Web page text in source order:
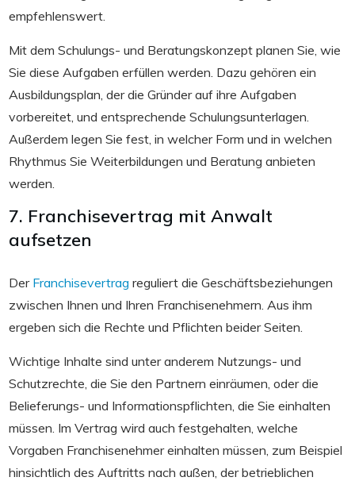
empfehlenswert.
Mit dem Schulungs- und Beratungskonzept planen Sie, wie
Sie diese Aufgaben erfüllen werden. Dazu gehören ein
Ausbildungsplan, der die Gründer auf ihre Aufgaben
vorbereitet, und entsprechende Schulungsunterlagen.
Außerdem legen Sie fest, in welcher Form und in welchen
Rhythmus Sie Weiterbildungen und Beratung anbieten
werden.
7. Franchisevertrag mit Anwalt
aufsetzen
Der Franchisevertrag reguliert die Geschäftsbeziehungen
zwischen Ihnen und Ihren Franchisenehmern. Aus ihm
ergeben sich die Rechte und Pflichten beider Seiten.
Wichtige Inhalte sind unter anderem Nutzungs- und
Schutzrechte, die Sie den Partnern einräumen, oder die
Belieferungs- und Informationspflichten, die Sie einhalten
müssen. Im Vertrag wird auch festgehalten, welche
Vorgaben Franchisenehmer einhalten müssen, zum Beispiel
hinsichtlich des Auftritts nach außen, der betrieblichen